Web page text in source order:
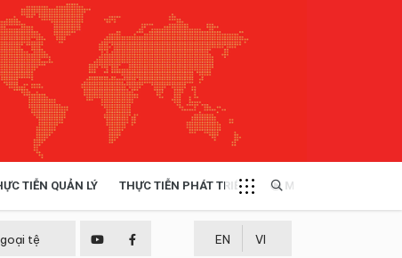
TIỄN QUẢN LÝ THỰC TIỄN PHÁT TRIỂN MULTIMEDIA
tệ EN VI